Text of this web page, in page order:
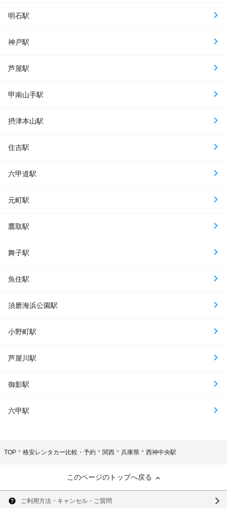
明石駅
神戸駅
芦屋駅
甲南山手駅
摂津本山駅
住吉駅
六甲道駅
元町駅
鷹取駅
舞子駅
魚住駅
須磨海浜公園駅
小野町駅
芦屋川駅
御影駅
六甲駅
TOP 格安レンタカー比較・予約 関西 兵庫県 西神中央駅
このページのトップへ戻る